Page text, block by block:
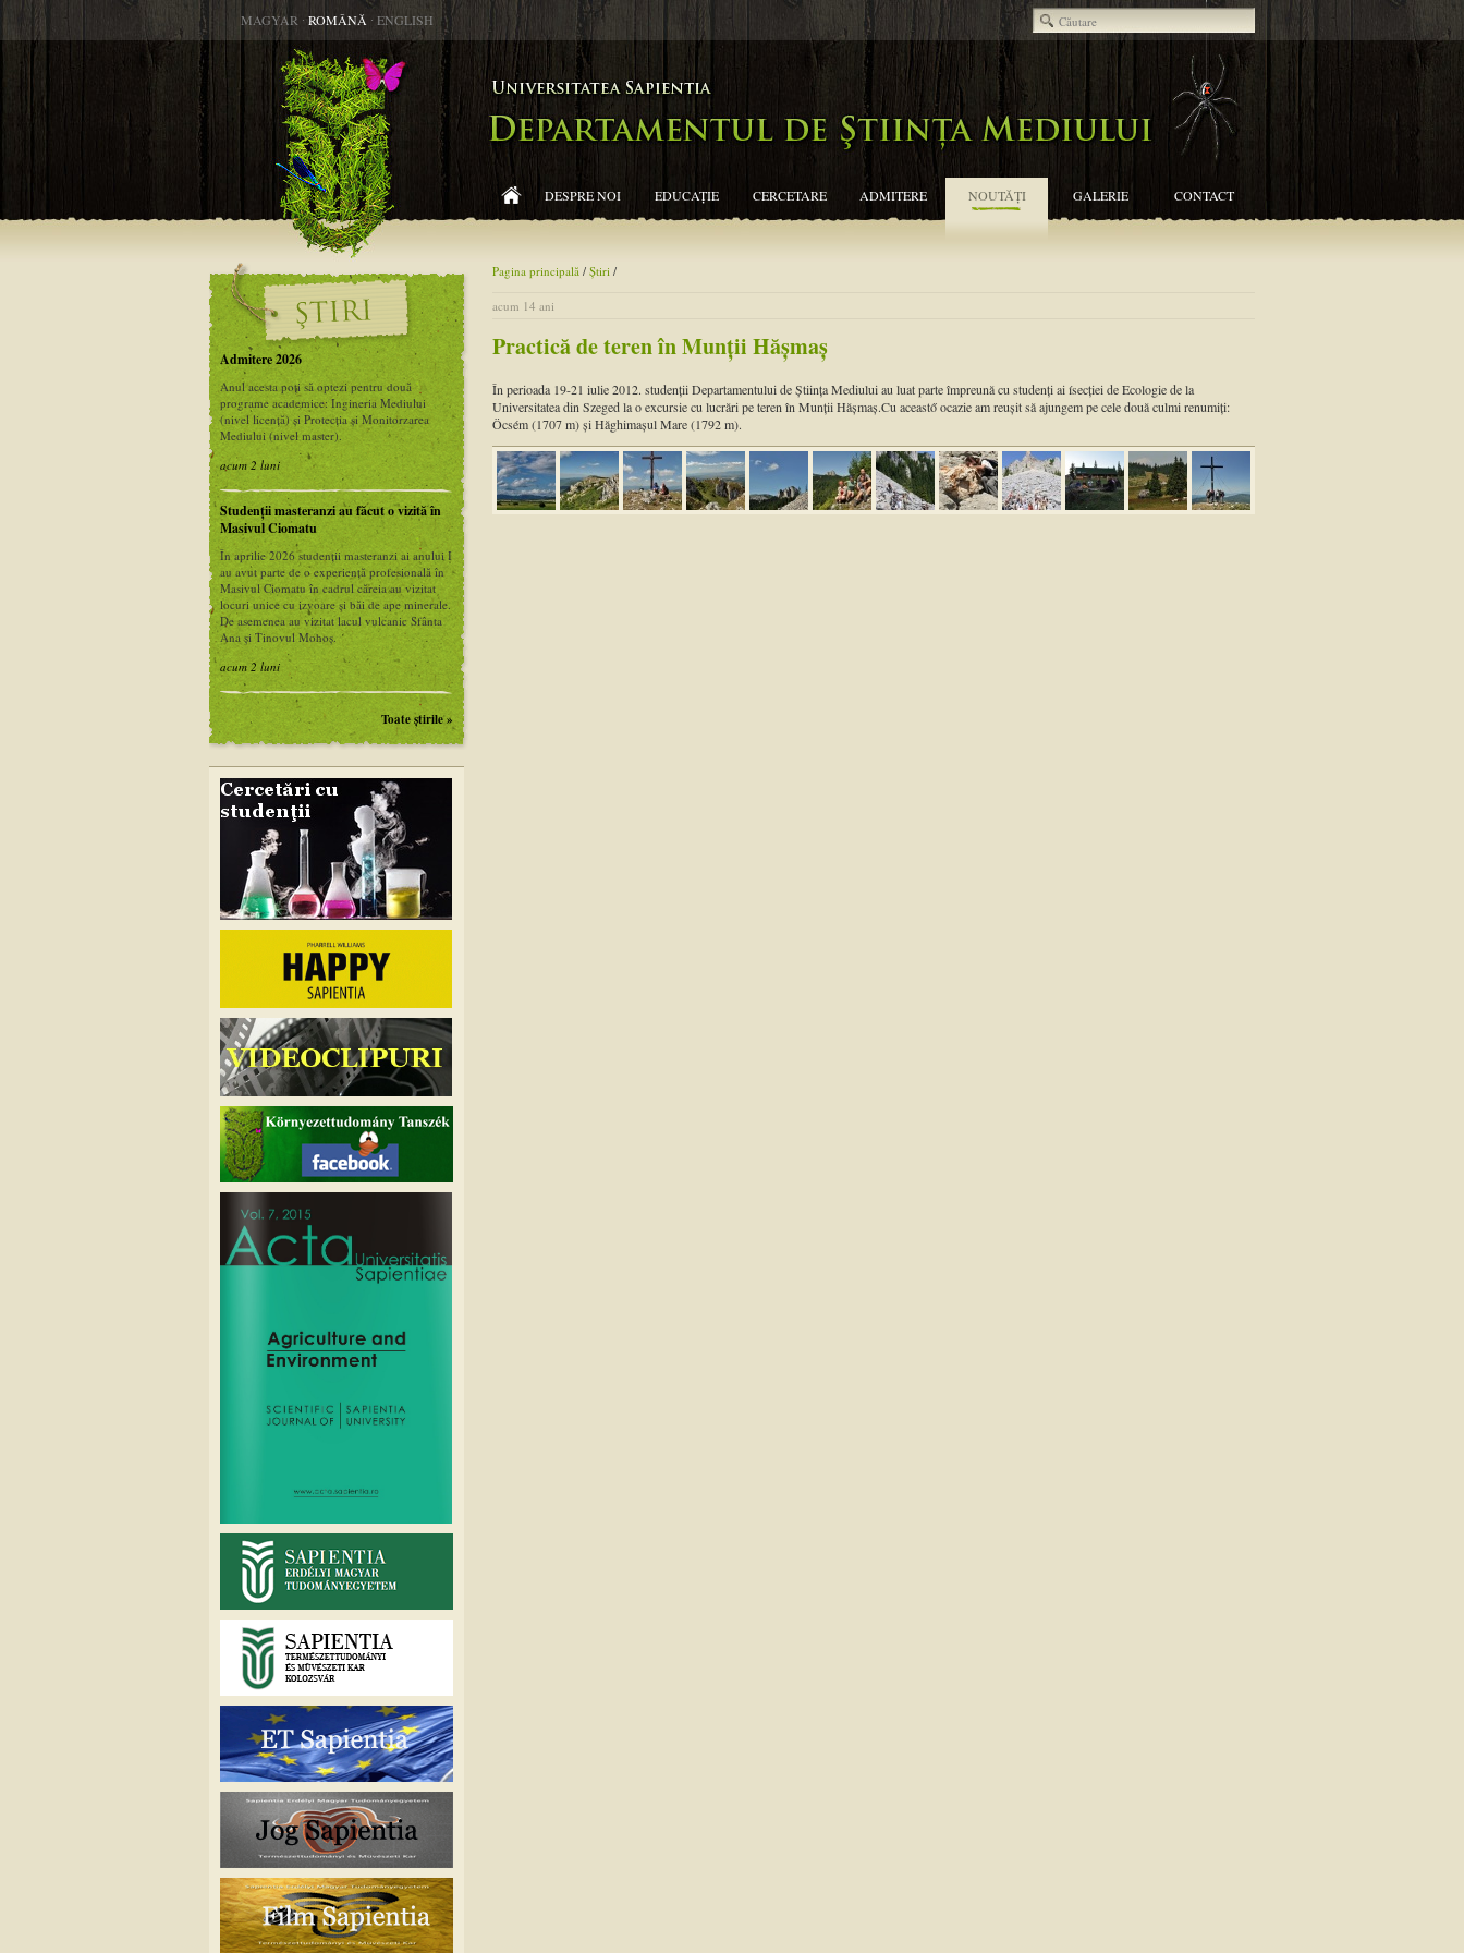
DESPRE NOI EDUCAŢIE CERCETARE ADMITERE NOUTĂŢI GALERIE CONTACT
MAGYAR ∙ ROMÂNĂ ∙ ENGLISH
Pagina principală / Ştiri /
acum 14 ani
Practică de teren în Munţii Hăşmaş
În perioada 19-21 iulie 2012. studenţii Departamentului de Ştiinţa Mediului au luat parte împreună cu studenţi ai ísecţiei de Ecologie de la
Universitatea din Szeged la o excursie cu lucrări pe teren în Munţii Hăşmaş.Cu aceastő ocazie am reuşit să ajungem pe cele două culmi renumiţi:
Öcsém (1707 m) şi Hăghimaşul Mare (1792 m).
Admitere 2026
Anul acesta poți să optezi pentru două
programe academice: Ingineria Mediului
(nivel licență) și Protecția și Monitorzarea
Mediului (nivel master).
acum 2 luni
Studenții masteranzi au făcut o vizită în
Masivul Ciomatu
În aprilie 2026 studenții masteranzi ai anului I
au avut parte de o experiență profesională în
Masivul Ciomatu în cadrul căreia au vizitat
locuri unice cu izvoare și băi de ape minerale.
De asemenea au vizitat lacul vulcanic Sfânta
Ana și Tinovul Mohoș.
acum 2 luni
Toate ştirile »